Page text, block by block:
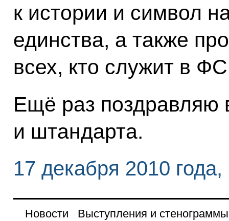
к истории и символ
единства, а также
всех, кто служит в
Ещё раз поздравляю
и штандарта.
17 декабря 2010
Новости
Выступления и стенограммы